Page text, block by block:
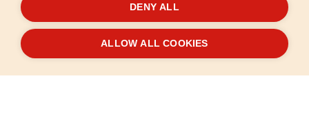
© 2026extol.hu- Minden jog fenntartva
LétrehoztaFEO
DENY ALL
ALLOW ALL COOKIES